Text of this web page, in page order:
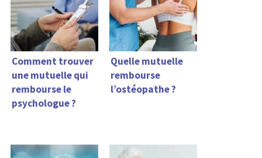
Comment trouver
une mutuelle qui
rembourse le
psychologue ?
Quelle mutuelle
rembourse
l’ostéopathe ?